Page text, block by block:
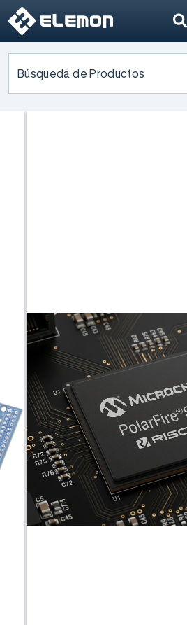
Búsqueda de Productos